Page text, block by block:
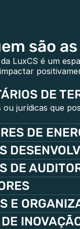
são
LuxCS é um
DE
ou jurídicas que
DE
DE
E